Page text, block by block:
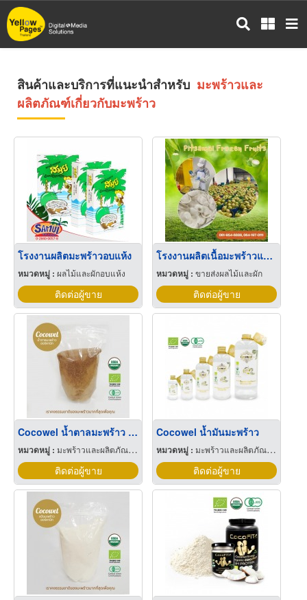
ข้าม
ไป
สินค้าและบริการที่แนะนำสำหรับ มะพร้าวและ
ผลิตภัณฑ์เกี่ยวกับมะพร้าว
โรงงานผลิตมะพร้าวอบแห้ง
หมวดหมู่ : ผลไม้และผักอบแห้ง
ติดต่อผู้ขาย
โรงงานผลิตเนื้อมะพร้าวแช่แข็ง
หมวดหมู่ :ขายส่งผลไม้และผัก
ติดต่อผู้ขาย
Cocowel น้ำตาลมะพร้าว ออร์แกนิก
หมวดหมู่ : มะพร้าวและผลิตภัณฑ์เกี่ยวกับมะพร้าว
ติดต่อผู้ขาย
Cocowel น้ำมันมะพร้าว
หมวดหมู่ :มะพร้าวและผลิตภัณฑ์เกี่ยวกับมะพร้าว
ติดต่อผู้ขาย